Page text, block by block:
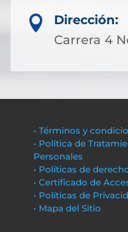

Dirección:
Carrera 4
• Términos y
• Política de
Personales
• Políticas de
• Certificado de
• Políticas de
• Mapa del Sitio